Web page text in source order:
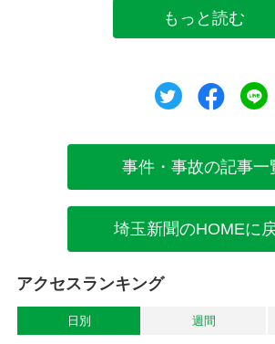
もっと読む
ツイートシェア
事件・事故の記事一
埼玉新聞のHOMEに
アクセスランキング
日別 週間